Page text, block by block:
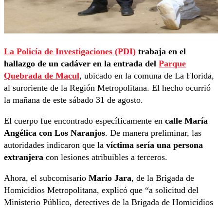
La Policía de Investigaciones (PDI) trabaja en el
hallazgo de un cadáver en la entrada del Parque
Quebrada de Macul, ubicado en la comuna de La Florida,
al suroriente de la Región Metropolitana. El hecho ocurrió
la mañana de este sábado 31 de agosto.
El cuerpo fue encontrado específicamente en calle María
Angélica con Los Naranjos. De manera preliminar, las
autoridades indicaron que la víctima sería una persona
extranjera con lesiones atribuibles a terceros.
Ahora, el subcomisario Mario Jara, de la Brigada de
Homicidios Metropolitana, explicó que “a solicitud del
Ministerio Público, detectives de la Brigada de Homicidios